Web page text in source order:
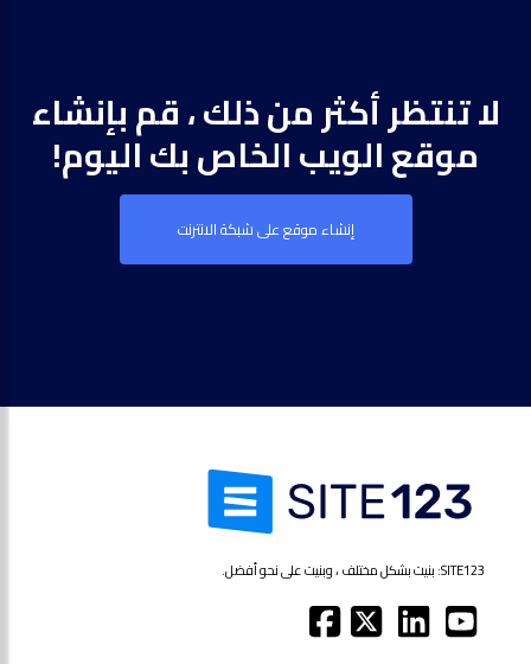
لا تنتظر أكثر من ذلك ، قم بإنشاء
موقع الويب الخاص بك اليوم!
إنشاء موقع على شبكة الانترنت
SITE123: بنيت بشكل مختلف ، وبنيت على نحو أفضل.